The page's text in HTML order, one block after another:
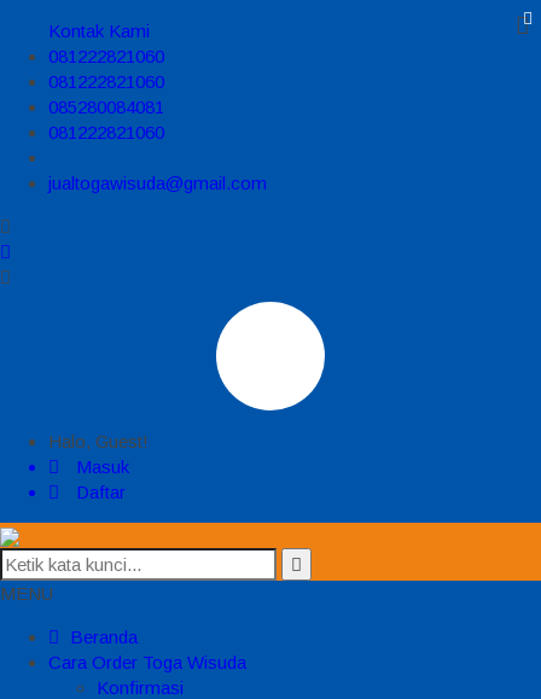
Kontak Kami
081222821060
081222821060
085280084081
081222821060
jualtogawisuda@gmail.com
Halo, Guest!
Masuk
Daftar
MENU
Beranda
Cara Order Toga Wisuda
Konfirmasi